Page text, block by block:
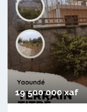
19 500 000 xaf